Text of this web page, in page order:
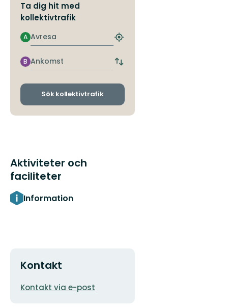
Ta dig hit med
kollektivtrafik
Avresa
A
Hitta
hållplats
Ankomst
B
Byt
och
Sök kollektivtrafik
Aktiviteter och
faciliteter
Information
Kontakt
E-
Kontakt via e-post